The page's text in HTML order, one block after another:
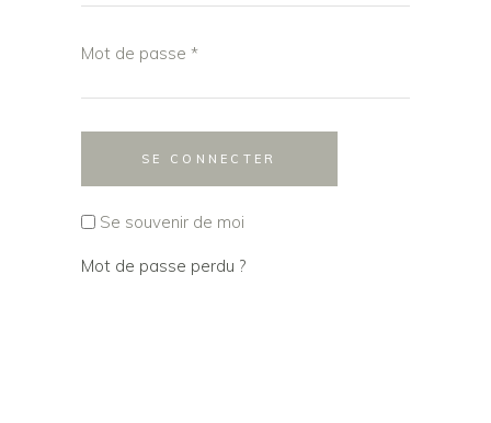
Mot de passe *Obligatoire
Se souvenir de moi
SE CONNECTER
Mot de passe perdu ?